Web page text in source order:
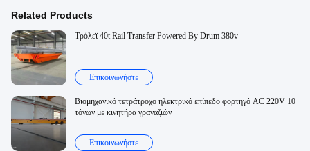
Related Products
Τρόλεϊ 40t Rail Transfer Powered By Drum 380v
Επικοινωνήστε
Βιομηχανικό τετράτροχο ηλεκτρικό επίπεδο φορτηγό AC 220V 10
τόνων με κινητήρα γραναζιών
Επικοινωνήστε